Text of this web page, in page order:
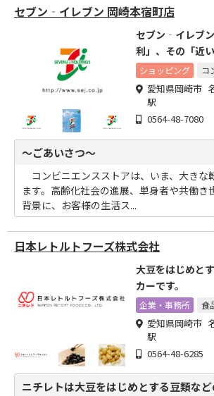
セブン‐イレブン 岡崎本宿町店
セブン‐イレブ
利」、その「近
に頼りにされる
ショッピング コ
愛知県岡崎市
駅
0564-48-7080
～ごあいさつ～
コンビニエンスストアは、いま、大きな
ます。高齢化社会の進展、単身者や共働き
背景に、お客様の生活ス...
日本レトルトフーズ株式会社
大豆をはじめと
カーです。
企業・事務所 食
愛知県岡崎市
駅
0564-48-6285
ニチレトは大豆をはじめとする豆類な